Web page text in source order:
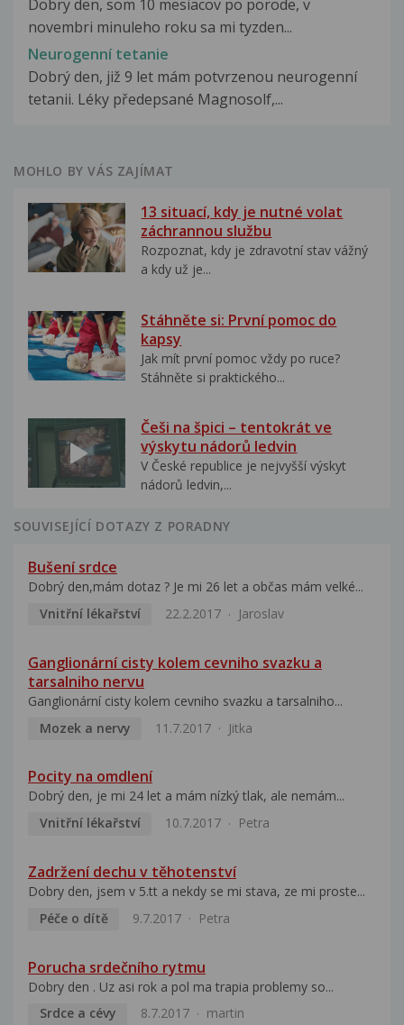
Dobry den, som 10 mesiacov po porode, v
novembri minuleho roku sa mi tyzden...
Neurogenní tetanie
Dobrý den, již 9 let mám potvrzenou neurogenní
tetanii. Léky předepsané Magnosolf,...
MOHLO BY VÁS ZAJÍMAT
13 situací, kdy je nutné volat
záchrannou službu
Rozpoznat, kdy je zdravotní stav vážný
a kdy už je...
Stáhněte si: První pomoc do
kapsy
Jak mít první pomoc vždy po ruce?
Stáhněte si praktického...
Češi na špici – tentokrát ve
výskytu nádorů ledvin
V České republice je nejvyšší výskyt
nádorů ledvin,...
SOUVISEJÍCÍ DOTAZY Z PORADNY
Bušení srdce
Dobrý den,mám dotaz ? Je mi 26 let a občas mám velké...
Vnitřní lékařství
22.2.2017 Jaroslav
Ganglionární cisty kolem cevniho svazku a
tarsalniho nervu
Ganglionární cisty kolem cevniho svazku a tarsalniho...
Mozek a nervy
11.7.2017 Jitka
Pocity na omdlení
Dobrý den, je mi 24 let a mám nízký tlak, ale nemám...
Vnitřní lékařství
10.7.2017 Petra
Zadržení dechu v těhotenství
Dobry den, jsem v 5.tt a nekdy se mi stava, ze mi proste...
Péče o dítě
9.7.2017 Petra
Porucha srdečního rytmu
Dobry den . Uz asi rok a pol ma trapia problemy so...
Srdce a cévy
8.7.2017 martin